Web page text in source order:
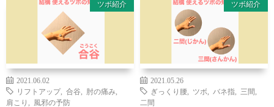
ツボ紹介
2021.06.02
リフトアップ, 合谷 肘の痛み
肩こり
風邪の予防
ツボ紹介
2021.05.26
ぎっくり腰
ツボ バネ指 三間
二間